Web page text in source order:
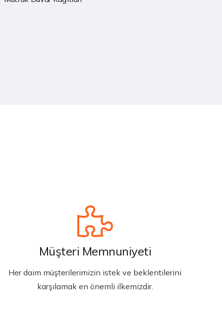
Müşteri Memnuniyeti
Her daim müşterilerimizin istek ve beklentilerini
karşılamak en önemli ilkemizdir.